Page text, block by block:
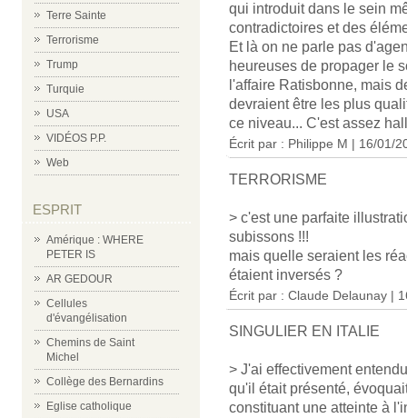
Terre Sainte
Terrorisme
Trump
Turquie
USA
VIDÉOS P.P.
Web
ESPRIT
Amérique : WHERE
PETER IS
AR GEDOUR
Cellules
d'évangélisation
Chemins de Saint
Michel
Collège des Bernardins
Eglise catholique
qui introduit dans le sein
contradictoires et des
Et là on ne parle pas
heureuses de propager le
l'affaire Ratisbonne, mais
devraient être les plus
ce niveau... C'est assez
Écrit par : Philippe M | 16/01/
TERRORISME
> c'est une parfaite
subissons !!!
mais quelle seraient les
étaient inversés ?
Écrit par : Claude Delaunay |
SINGULIER EN ITALIE
> J'ai effectivement
qu'il était présenté,
constituant une atteinte à